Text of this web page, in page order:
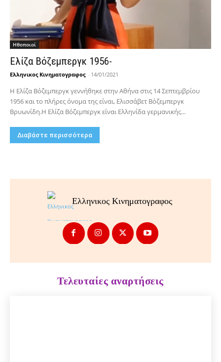
Hθοποιοί
Ελίζα Βόζεμπεργκ 1956-
Ελληνικος Κινηματογραφος - 14/01/2021
Η Ελίζα Βόζεμπεργκ γεννήθηκε στην Αθήνα στις 14 Σεπτεμβρίου
1956 και το πλήρες όνομα της είναι, Ελισσάβετ Βόζεμπεργκ
Βρυωνίδη.Η Ελίζα Βόζεμπεργκ είναι Ελληνίδα γερμανικής...
Διαβάστε περισσότερα
Ελληνικος Κινηματογραφος
Τελευταίες αναρτήσεις